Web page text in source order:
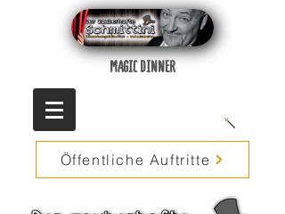
MAGIC DINNER
Öffentliche Auftritte